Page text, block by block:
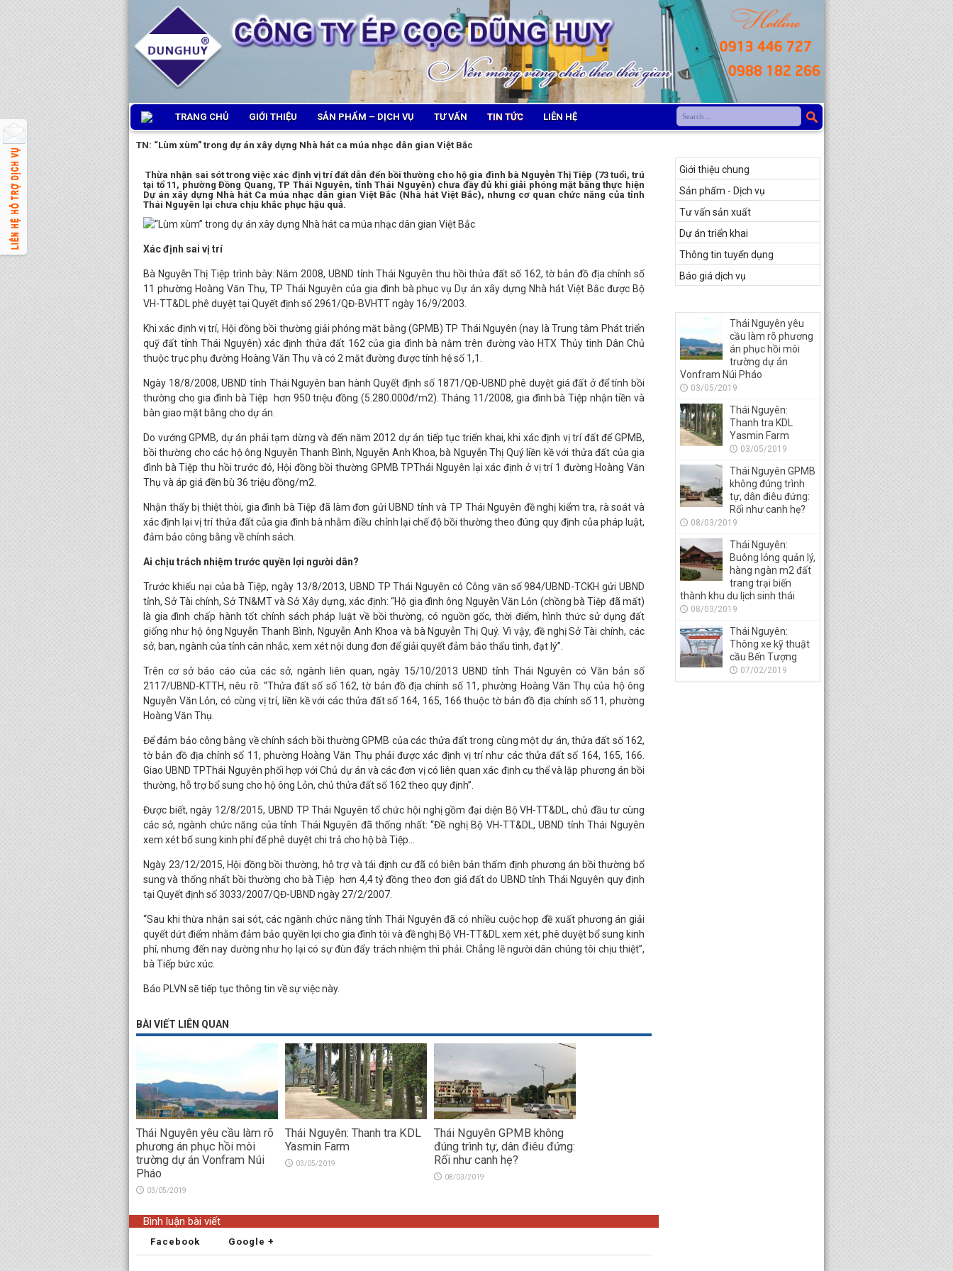
TRANG CHỦ GIỚI THIỆU SẢN PHẨM – DỊCH VỤ TƯ VẤN TIN TỨC LIÊN HỆ
TN: “Lùm xùm” trong dự án xây dựng Nhà hát ca múa nhạc dân gian Việt Bắc
Thừa nhận sai sót trong việc xác định vị trí đất dẫn đến bồi thường cho hộ gia đình bà Nguyễn Thị Tiệp (73 tuổi, trú
tại tổ 11, phường Đồng Quang, TP Thái Nguyên, tỉnh Thái Nguyên) chưa đầy đủ khi giải phóng mặt bằng thực hiện
Dự án xây dựng Nhà hát Ca múa nhạc dân gian Việt Bắc (Nhà hát Việt Bắc), nhưng cơ quan chức năng của tỉnh
Thái Nguyên lại chưa chịu khắc phục hậu quả.
Xác định sai vị trí
Bà Nguyễn Thị Tiệp trình bày: Năm 2008, UBND tỉnh Thái Nguyên thu hồi thửa đất số 162, tờ bản đồ địa chính số
11 phường Hoàng Văn Thụ, TP Thái Nguyên của gia đình bà phục vụ Dự án xây dựng Nhà hát Việt Bắc được Bộ
VH-TT&DL phê duyệt tại Quyết định số 2961/QĐ-BVHTT ngày 16/9/2003.
Khi xác định vị trí, Hội đồng bồi thường giải phóng mặt bằng (GPMB) TP Thái Nguyên (nay là Trung tâm Phát triển
quỹ đất tỉnh Thái Nguyên) xác định thửa đất 162 của gia đình bà nằm trên đường vào HTX Thủy tinh Dân Chủ
thuộc trục phụ đường Hoàng Văn Thụ và có 2 mặt đường được tính hệ số 1,1.
Ngày 18/8/2008, UBND tỉnh Thái Nguyên ban hành Quyết định số 1871/QĐ-UBND phê duyệt giá đất ở để tính bồi
thường cho gia đình bà Tiệp hơn 950 triệu đồng (5.280.000đ/m2). Tháng 11/2008, gia đình bà Tiệp nhận tiền và
bàn giao mặt bằng cho dự án.
Do vướng GPMB, dự án phải tạm dừng và đến năm 2012 dự án tiếp tục triển khai, khi xác định vị trí đất để GPMB,
bồi thường cho các hộ ông Nguyễn Thanh Bình, Nguyễn Anh Khoa, bà Nguyễn Thị Quý liền kề với thửa đất của gia
đình bà Tiệp thu hồi trước đó, Hội đồng bồi thường GPMB TPThái Nguyên lại xác định ở vị trí 1 đường Hoàng Văn
Thụ và áp giá đền bù 36 triệu đồng/m2.
Nhận thấy bị thiệt thòi, gia đình bà Tiệp đã làm đơn gửi UBND tỉnh và TP Thái Nguyên đề nghị kiểm tra, rà soát và
xác định lại vị trí thửa đất của gia đình bà nhằm điều chỉnh lại chế độ bồi thường theo đúng quy định của pháp luật,
đảm bảo công bằng về chính sách.
Ai chịu trách nhiệm trước quyền lợi người dân?
Trước khiếu nại của bà Tiệp, ngày 13/8/2013, UBND TP Thái Nguyên có Công văn số 984/UBND-TCKH gửi UBND
tỉnh, Sở Tài chính, Sở TN&MT và Sở Xây dựng, xác định: “Hộ gia đình ông Nguyễn Văn Lỏn (chồng bà Tiệp đã mất)
là gia đình chấp hành tốt chính sách pháp luật về bồi thường, có nguồn gốc, thời điểm, hình thức sử dụng đất
giống như hộ ông Nguyễn Thanh Bình, Nguyễn Anh Khoa và bà Nguyễn Thị Quý. Vì vậy, đề nghị Sở Tài chính, các
sở, ban, ngành của tỉnh cân nhắc, xem xét nội dung đơn để giải quyết đảm bảo thấu tình, đạt lý”.
Trên cơ sở báo cáo của các sở, ngành liên quan, ngày 15/10/2013 UBND tỉnh Thái Nguyên có Văn bản số
2117/UBND-KTTH, nêu rõ: “Thửa đất số số 162, tờ bản đồ địa chính số 11, phường Hoàng Văn Thụ của hộ ông
Nguyễn Văn Lỏn, có cùng vị trí, liền kề với các thửa đất số 164, 165, 166 thuộc tờ bản đồ địa chính số 11, phường
Hoàng Văn Thụ.
Để đảm bảo công bằng về chính sách bồi thường GPMB của các thửa đất trong cùng một dự án, thửa đất số 162,
tờ bản đồ địa chính số 11, phường Hoàng Văn Thụ phải được xác định vị trí như các thửa đất số 164, 165, 166.
Giao UBND TPThái Nguyên phối hợp với Chủ dự án và các đơn vị có liên quan xác định cụ thể và lập phương án bồi
thường, hỗ trợ bổ sung cho hộ ông Lỏn, chủ thửa đất số 162 theo quy định”.
Được biết, ngày 12/8/2015, UBND TP Thái Nguyên tổ chức hội nghị gồm đại diện Bộ VH-TT&DL, chủ đầu tư cùng
các sở, ngành chức năng của tỉnh Thái Nguyên đã thống nhất: “Đề nghị Bộ VH-TT&DL, UBND tỉnh Thái Nguyên
xem xét bổ sung kinh phí để phê duyệt chi trả cho hộ bà Tiệp…
Ngày 23/12/2015, Hội đồng bồi thường, hỗ trợ và tái định cư đã có biên bản thẩm định phương án bồi thường bổ
sung và thống nhất bồi thường cho bà Tiệp hơn 4,4 tỷ đồng theo đơn giá đất do UBND tỉnh Thái Nguyên quy định
tại Quyết định số 3033/2007/QĐ-UBND ngày 27/2/2007.
“Sau khi thừa nhận sai sót, các ngành chức năng tỉnh Thái Nguyên đã có nhiều cuộc họp đề xuất phương án giải
quyết dứt điểm nhằm đảm bảo quyền lợi cho gia đình tôi và đề nghị Bộ VH-TT&DL xem xét, phê duyệt bổ sung kinh
phí, nhưng đến nay dường như họ lại có sự đùn đẩy trách nhiệm thì phải. Chẳng lẽ người dân chúng tôi chịu thiệt”,
bà Tiếp bức xúc.
Báo PLVN sẽ tiếp tục thông tin về sự việc này.
BÀI VIẾT LIÊN QUAN
Thái Nguyên yêu cầu làm rõ
phương án phục hồi môi
trường dự án Vonfram Núi
Pháo
03/05/2019
Thái Nguyên: Thanh tra KDL
Yasmin Farm
03/05/2019
Thái Nguyên GPMB không
đúng trình tự, dân điêu đứng:
Rối như canh hẹ?
08/03/2019
Bình luận bài viết
Facebook Google +
Giới thiệu chung
Sản phẩm - Dịch vụ
Tư vấn sản xuất
Dự án triển khai
Thông tin tuyển dụng
Báo giá dịch vụ
Thái Nguyên yêu
cầu làm rõ phương
án phục hồi môi
trường dự án
Vonfram Núi Pháo
03/05/2019
Thái Nguyên:
Thanh tra KDL
Yasmin Farm
03/05/2019
Thái Nguyên GPMB
không đúng trình
tự, dân điêu đứng:
Rối như canh hẹ?
08/03/2019
Thái Nguyên:
Buông lỏng quản lý,
hàng ngàn m2 đất
trang trại biến
thành khu du lịch sinh thái
08/03/2019
Thái Nguyên:
Thông xe kỹ thuật
cầu Bến Tượng
07/02/2019